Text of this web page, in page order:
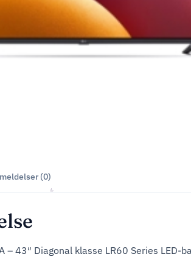
(0)
– 43″ Diagonal klasse LR60 Series LED-